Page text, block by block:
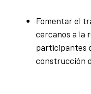
Fomentar el
cercanos a la
participantes
construcción